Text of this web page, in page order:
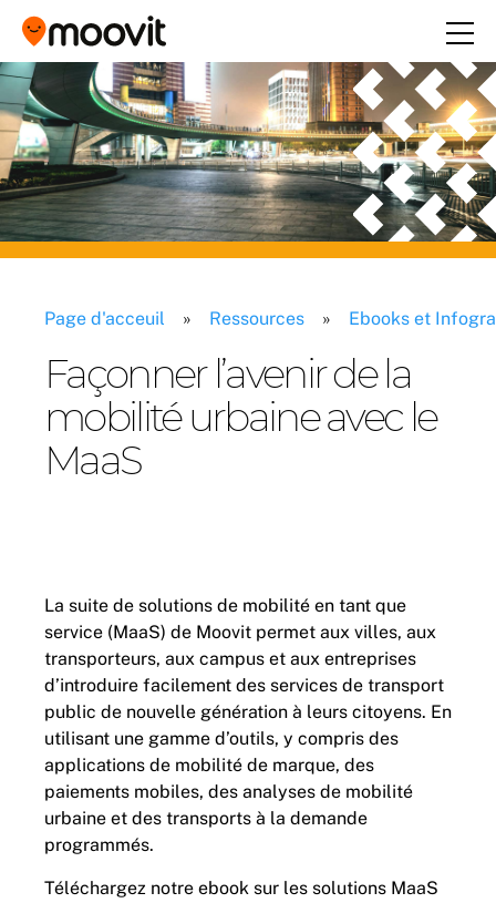
Page d'acceuil » Ressources » Ebooks et
Façonner l’avenir de la
mobilité urbaine avec le
MaaS
La suite de solutions de mobilité en tant que
service (MaaS) de Moovit permet aux villes, aux
transporteurs, aux campus et aux entreprises
d’introduire facilement des services de transport
public de nouvelle génération à leurs citoyens. En
utilisant une gamme d’outils, y compris des
applications de mobilité de marque, des
paiements mobiles, des analyses de mobilité
urbaine et des transports à la demande
programmés.
Téléchargez notre ebook sur les solutions MaaS